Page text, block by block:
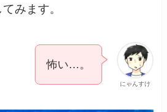
みます。
にゃんすけ
怖い…。